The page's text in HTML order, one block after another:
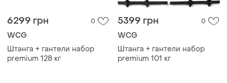
6299 грн 0
WCG
Штанга + гантели набор
premium 128 кг
5399 грн 0
WCG
Штанга + гантели набор
premium 101 кг